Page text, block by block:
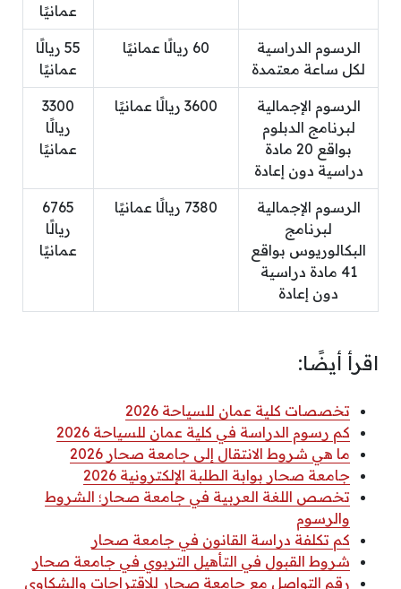
عمانيًا
الرسوم الدراسية
لكل ساعة معتمدة
60 ريالًا عمانيًا
55 ريالًا
عمانيًا
الرسوم الإجمالية
لبرنامج الدبلوم
بواقع 20 مادة
دراسية دون إعادة
3600 ريالًا عمانيًا
3300
ريالًا
عمانيًا
الرسوم الإجمالية
لبرنامج
البكالوريوس بواقع
41 مادة دراسية
دون إعادة
7380 ريالًا عمانيًا
6765
ريالًا
عمانيًا
اقرأ أيضًا:
تخصصات كلية عمان للسياحة 2026
كم رسوم الدراسة في كلية عمان للسياحة 2026
ما هي شروط الانتقال إلى جامعة صحار 2026
جامعة صحار بوابة الطلبة الإلكترونية 2026
تخصص اللغة العربية في جامعة صحار؛ الشروط
والرسوم
كم تكلفة دراسة القانون في جامعة صحار
شروط القبول في التأهيل التربوي في جامعة صحار
رقم التواصل مع جامعة صحار للاقتراحات والشكاوى